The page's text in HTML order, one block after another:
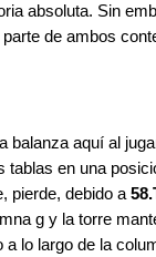
absoluta. Sin
de ambos
balanza aquí al
en una
pierde, debido a
g y la torre
lo largo de la